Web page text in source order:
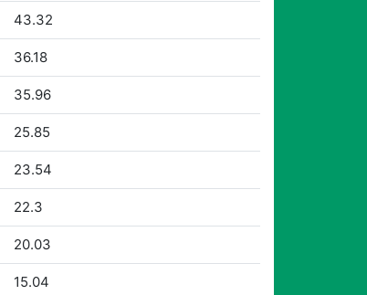
43.32
36.18
35.96
25.85
23.54
22.3
20.03
15.04